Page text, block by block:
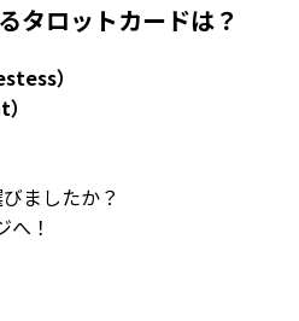
タロットカードは？
）
ましたか？
！